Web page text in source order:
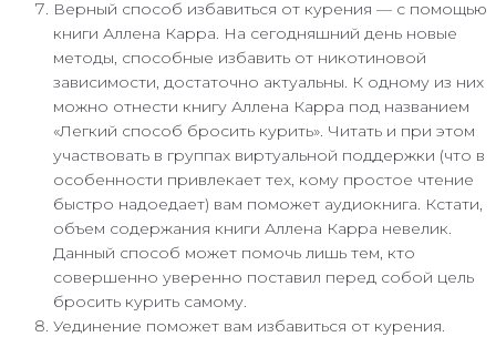
Верный способ избавиться от курения — с помощью
книги Аллена Карра. На сегодняшний день новые
методы, способные избавить от никотиновой
зависимости, достаточно актуальны. К одному из них
можно отнести книгу Аллена Карра под названием
«Легкий способ бросить курить». Читать и при этом
участвовать в группах виртуальной поддержки (что в
особенности привлекает тех, кому простое чтение
быстро надоедает) вам поможет аудиокнига. Кстати,
объем содержания книги Аллена Карра невелик.
Данный способ может помочь лишь тем, кто
совершенно уверенно поставил перед собой цель
бросить курить самому.
Уединение поможет вам избавиться от курения.